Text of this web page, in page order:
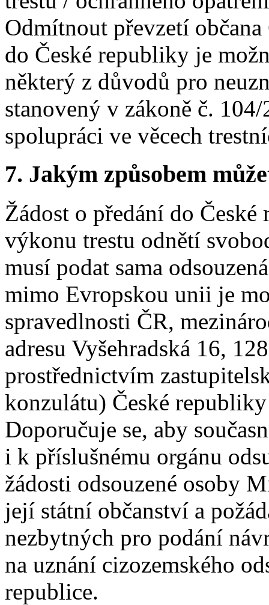
Odmítnout převzetí
do České republiky je
některý z důvodů pro
stanovený v zákoně č.
spolupráci ve věcech
7. Jakým způsobem
Žádost o předání do
výkonu trestu odnětí
musí podat sama
mimo Evropskou unii je
spravedlnosti ČR,
adresu Vyšehradská 16,
prostřednictvím
konzulátu) České
Doporučuje se, aby
i k příslušnému orgánu
žádosti odsouzené osoby
její státní občanství a
nezbytných pro podání
na uznání cizozemského
republice.